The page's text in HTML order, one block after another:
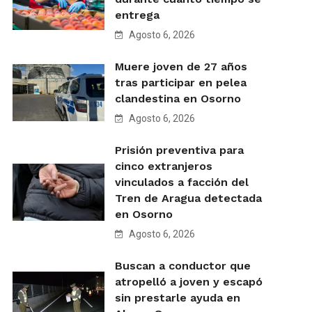
entrega
Agosto 6, 2026
Muere joven de 27 años
tras participar en pelea
clandestina en Osorno
Agosto 6, 2026
Prisión preventiva para
cinco extranjeros
vinculados a facción del
Tren de Aragua detectada
en Osorno
Agosto 6, 2026
Buscan a conductor que
atropelló a joven y escapó
sin prestarle ayuda en